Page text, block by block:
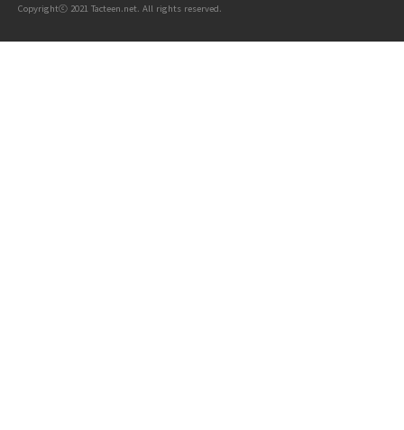
Copyrightⓒ 2021 Tacteen.net. All rights reserved.